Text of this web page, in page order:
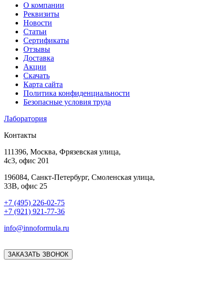
О компании
Реквизиты
Новости
Статьи
Сертификаты
Отзывы
Доставка
Акции
Скачать
Карта сайта
Политика конфиденциальности
Безопасные условия труда
Лаборатория
Контакты
111396, Москва, Фрязевская улица,
4с3, офис 201
196084, Санкт-Петербург, Смоленская улица,
33В, офис 25
+7 (495) 226-02-75
+7 (921) 921-77-36
info@innoformula.ru
ЗАКАЗАТЬ ЗВОНОК